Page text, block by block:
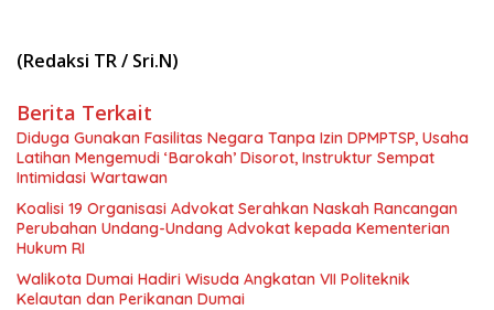
(Redaksi TR / Sri.N)
Berita Terkait
Diduga Gunakan Fasilitas Negara Tanpa Izin DPMPTSP, Usaha
Latihan Mengemudi ‘Barokah’ Disorot, Instruktur Sempat
Intimidasi Wartawan
Koalisi 19 Organisasi Advokat Serahkan Naskah Rancangan
Perubahan Undang-Undang Advokat kepada Kementerian
Hukum RI
Walikota Dumai Hadiri Wisuda Angkatan VII Politeknik
Kelautan dan Perikanan Dumai